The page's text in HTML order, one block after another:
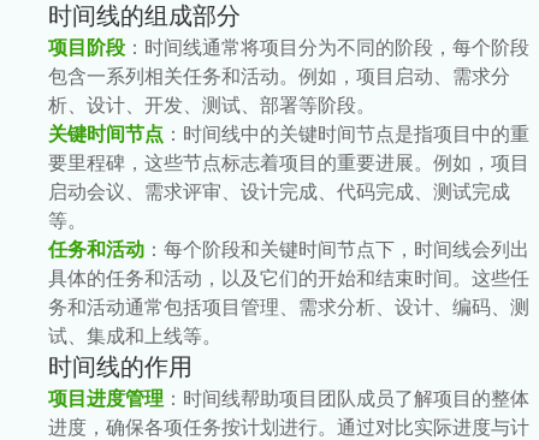
时间线的组成部分
项目阶段 ：时间线通常将项目分为不同的阶段，每个阶段
包含一系列相关任务和活动。例如，项目启动、需求分
析、设计、开发、测试、部署等阶段。
关键时间节点 ：时间线中的关键时间节点是指项目中的重
要里程碑，这些节点标志着项目的重要进展。例如，项目
启动会议、需求评审、设计完成、代码完成、测试完成
等。
任务和活动 ：每个阶段和关键时间节点下，时间线会列出
具体的任务和活动，以及它们的开始和结束时间。这些任
务和活动通常包括项目管理、需求分析、设计、编码、测
试、集成和上线等。
时间线的作用
项目进度管理 ：时间线帮助项目团队成员了解项目的整体
进度，确保各项任务按计划进行。通过对比实际进度与计